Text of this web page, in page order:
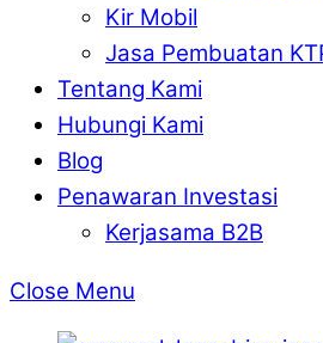
Kir Mobil
Jasa Pembuatan
Tentang Kami
Hubungi Kami
Blog
Penawaran Investasi
Kerjasama B2B
Close Menu